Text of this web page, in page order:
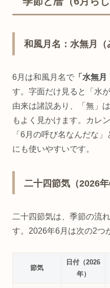
和風月名：水無月（
6月は和風月名で 「水無
す。字面だけ見ると「水
由来は諸説あり、「無」
もよく見かけます。カレ
「6月の呼び名なんだな
にも使いやすいです。
二十四節気（2026年
二十四節気は、季節の流
す。2026年6月は次の2つ
節気
日付（2026
年）